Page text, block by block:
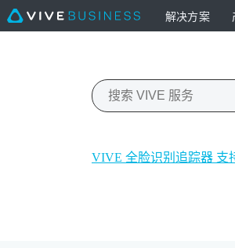
解决方案
VIVE 全脸识别追踪器 支